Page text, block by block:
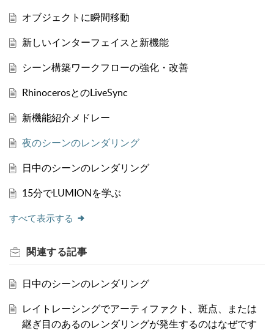
オブジェクトに瞬間移動
新しいインターフェイスと新機能
シーン構築ワークフローの強化・改善
RhinocerosとのLiveSync
新機能紹介メドレー
夜のシーンのレンダリング
日中のシーンのレンダリング
15分でLUMIONを学ぶ
すべて表示する
関連する記事
日中のシーンのレンダリング
レイトレーシングでアーティファクト、斑点、または
継ぎ目のあるのレンダリングが発生するのはなぜです